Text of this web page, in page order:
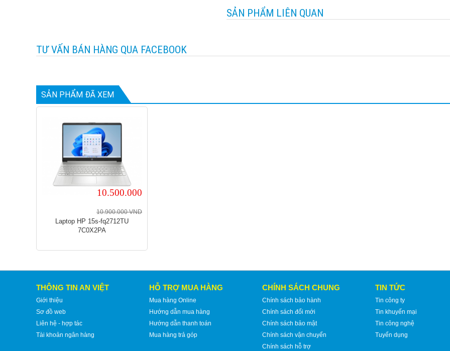
SẢN PHẨM LIÊN QUAN
TƯ VẤN BÁN HÀNG QUA FACEBOOK
SẢN PHẨM ĐÃ XEM
10.500.000
10.900.000 VND
Laptop HP 15s-fq2712TU
7C0X2PA
THÔNG TIN AN VIỆT
Giới thiệu
Sơ đồ web
Liên hệ - hợp tác
Tài khoản ngân hàng
HỖ TRỢ MUA HÀNG
Mua hàng Online
Hướng dẫn mua hàng
Hướng dẫn thanh toán
Mua hàng trả góp
CHÍNH SÁCH CHUNG
Chính sách bảo hành
Chính sách đổi mới
Chính sách bảo mật
Chính sách vận chuyển
Chính sách hỗ trợ
TIN TỨC
Tin công ty
Tin khuyến mại
Tin công nghệ
Tuyển dụng